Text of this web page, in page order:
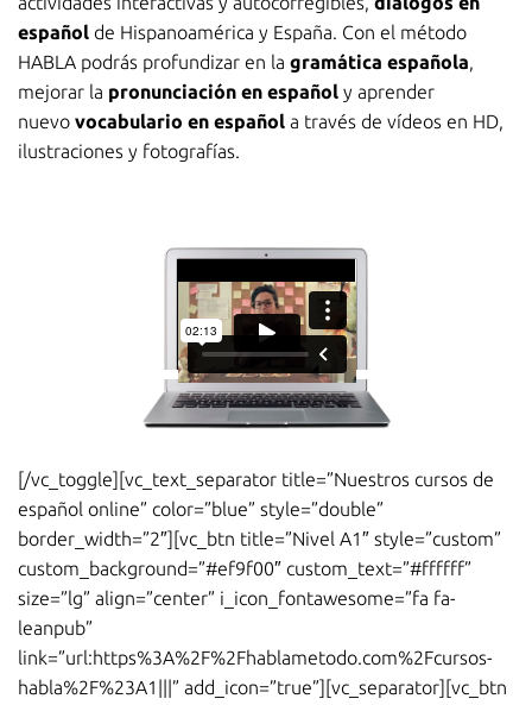
español de Hispanoamérica y España. Con el método
HABLA podrás profundizar en la gramática española,
mejorar la pronunciación en español y aprender
nuevo vocabulario en español a través de vídeos en HD,
ilustraciones y fotografías.
[/vc_toggle][vc_text_separator title=”Nuestros cursos de
español online” color=”blue” style=”double”
border_width=”2″][vc_btn title=”Nivel A1″ style=”custom”
custom_background=”#ef9f00″ custom_text=”#ffffff”
size=”lg” align=”center” i_icon_fontawesome=”fa fa-
leanpub”
link=”url:https%3A%2F%2Fhablametodo.com%2Fcursos-
habla%2F%23A1|||” add_icon=”true”][vc_separator][vc_btn